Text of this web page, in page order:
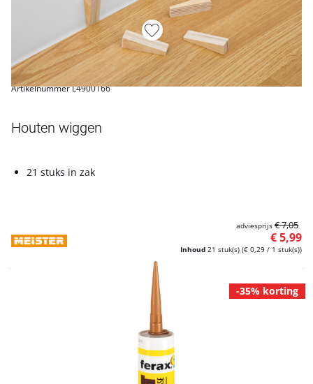
Artikelnummer L4900166
Houten wiggen
21 stuks in zak
Inhoud 21 stuk(s) (€ 0,29 / 1 stuk(s))
€ 5,99
adviesprijs € 7,05
-35% korting